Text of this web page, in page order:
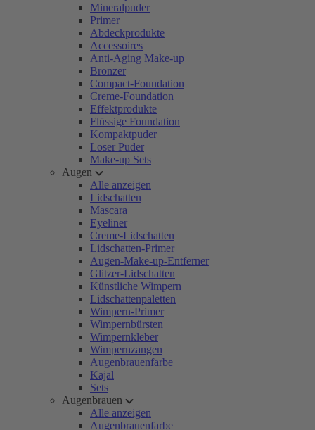
Mineralpuder
Primer
Abdeckprodukte
Accessoires
Anti-Aging Make-up
Bronzer
Compact-Foundation
Creme-Foundation
Effektprodukte
Flüssige Foundation
Kompaktpuder
Loser Puder
Make-up Sets
Augen
Alle anzeigen
Lidschatten
Mascara
Eyeliner
Creme-Lidschatten
Lidschatten-Primer
Augen-Make-up-Entferner
Glitzer-Lidschatten
Künstliche Wimpern
Lidschattenpaletten
Wimpern-Primer
Wimpernbürsten
Wimpernkleber
Wimpernzangen
Augenbrauenfarbe
Kajal
Sets
Augenbrauen
Alle anzeigen
Augenbrauenfarbe